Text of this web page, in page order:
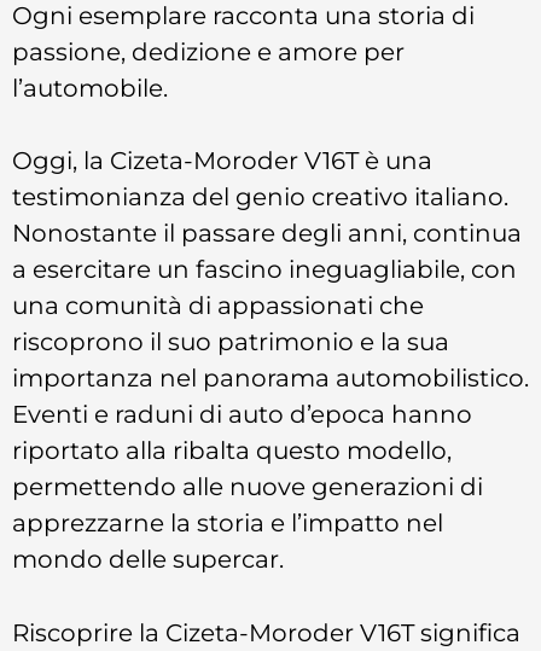
Ogni esemplare racconta una storia di
passione, dedizione e amore per
l’automobile.
Oggi, la Cizeta-Moroder V16T è una
testimonianza del genio creativo italiano.
Nonostante il passare degli anni, continua
a esercitare un fascino ineguagliabile, con
una comunità di appassionati che
riscoprono il suo patrimonio e la sua
importanza nel panorama automobilistico.
Eventi e raduni di auto d’epoca hanno
riportato alla ribalta questo modello,
permettendo alle nuove generazioni di
apprezzarne la storia e l’impatto nel
mondo delle supercar.
Riscoprire la Cizeta-Moroder V16T significa